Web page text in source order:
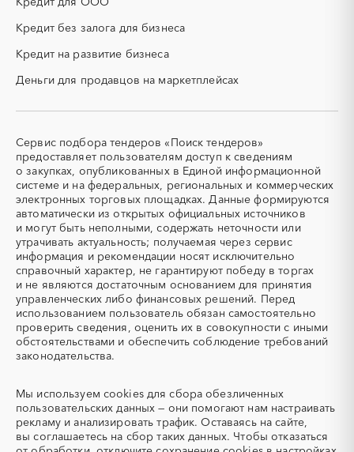
ОКР (опытно-
конструкторские работы)
ПГС (песчано-гравийная
смесь)
СВО
СКС (структурированные
СКУД
СОЖ (смазочно-
ТЭН
(Теплоэлектронагреватель)
УДС (установки
депарафинизации скважин)
УКПГ
ЯТЭК
Аварийные работы
Авиаперевозка
Авиационные работы
Авиационные работы
вертолетами
Автобус
Автовозы
Автогрейдер
Автозапчасти
Автоматизация
Автомобили
Автомобильные весы
Авторский надзор
Автотранспорт
Автоцистерны пожарные
Адсорбенты
Акварель
Аквариумы
Аккумуляторы
Алкогольная продукция
Алмазное бурение
Алмазная резка
Кировская область
Костромская область
Красноярский край
Магаданская область
Марий Эл
Московская область
Мурманская область
Ненецкий AО
Нижегородская область
Новгородская область
Новосибирская область
Омская область
Оренбургская область
Орловская область
Пензенская область
Пермский край
Приморский край
Псковская область
Ростовская область
Рязанская область
Самарская область
Санкт-Петербург
Саратовская область
Сахалинская область
Свердловская область
Севастополь
Тамбовская область
Татарстан
Тверская область
Томская область
Тульская область
Тыва
Кредит без залога для бизнеса
Кредит на развитие бизнеса
Деньги для продавцов на маркетплейсах
Сервис подбора тендеров «Поиск тендеров»
предоставляет пользователям доступ к сведениям
о закупках, опубликованных в Единой информационной
системе и на федеральных, региональных и коммерческих
электронных торговых площадках. Данные формируются
автоматически из открытых официальных источников
и могут быть неполными, содержать неточности или
утрачивать актуальность; получаемая через сервис
информация и рекомендации носят исключительно
справочный характер, не гарантируют победу в торгах
и не являются достаточным основанием для принятия
управленческих либо финансовых решений. Перед
использованием пользователь обязан самостоятельно
проверить сведения, оценить их в совокупности с иными
обстоятельствами и обеспечить соблюдение требований
законодательства.
Мы используем cookies для сбора обезличенных
пользовательских данных — они помогают нам настраивать
рекламу и анализировать трафик. Оставаясь на сайте,
вы соглашаетесь на сбор таких данных. Чтобы отказаться